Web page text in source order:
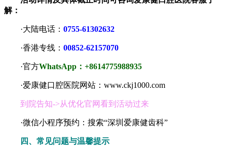
解：
·大陆电话： 0755-61302632
·香港专线： 00852-62157070
·官方WhatsApp：+8614775988935
·爱康健口腔医院网站：www.ckj1000.com
到院告知->从优化官网看到活动过来
·微信小程序预约：搜索“深圳爱康健齿科”
四、常见问题与温馨提示